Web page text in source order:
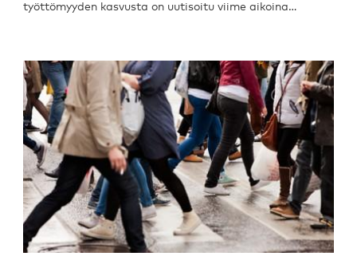
työttömyyden kasvusta on uutisoitu viime aikoina…